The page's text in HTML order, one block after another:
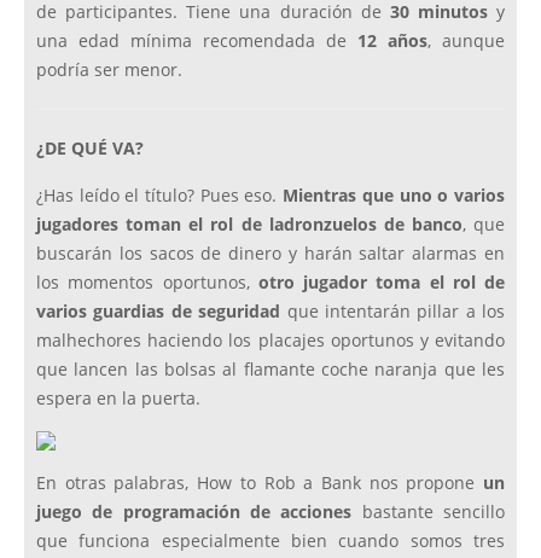
de participantes. Tiene una duración de 30 minutosy
una edad mínima recomendada de 12 años, aunque
podría ser menor.
¿DE QUÉ VA?
¿Has leído el título? Pues eso. Mientras que uno o varios
jugadores toman el rol de ladronzuelos de banco, que
buscarán los sacos de dinero y harán saltar alarmas en
los momentos oportunos, otro jugador toma el rol de
varios guardias de seguridad que intentarán pillar a los
malhechores haciendo los placajes oportunos y evitando
que lancen las bolsas al flamante coche naranja que les
espera en la puerta.
En otras palabras, How to Rob a Bank nos propone un
juego de programación de acciones bastante sencillo
que funciona especialmente bien cuando somos tres